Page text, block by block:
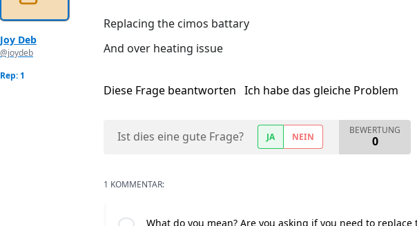
Joy Deb
@joydeb
Rep: 1
Replacing the cimos battary
And over heating issue
Diese Frage beantworten Ich habe das gleiche Problem
Ist dies eine gute Frage? JA NEIN
BEWERTUNG
0
1 KOMMENTAR:
What do you mean? Are you asking if you need to